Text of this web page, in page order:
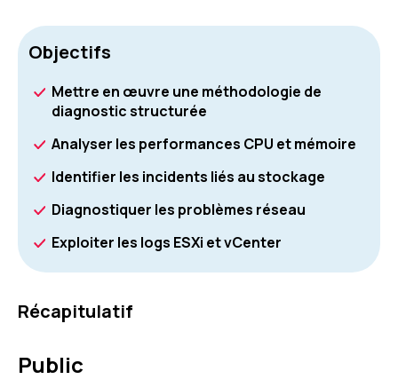
Objectifs
Mettre en œuvre une méthodologie de
diagnostic structurée
Analyser les performances CPU et mémoire
Identifier les incidents liés au stockage
Diagnostiquer les problèmes réseau
Exploiter les logs ESXi et vCenter
Récapitulatif
Public